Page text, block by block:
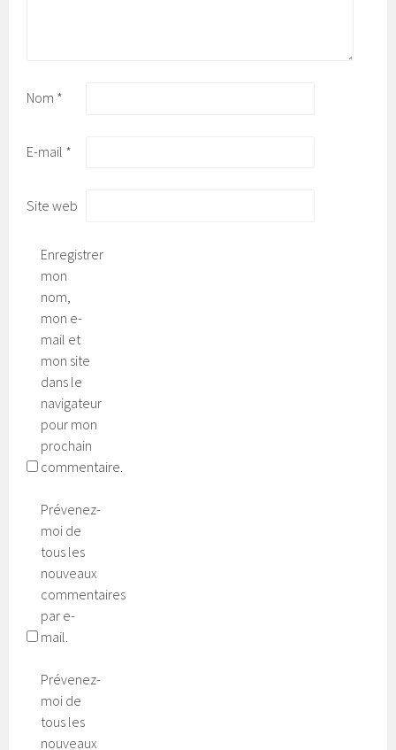
Nom *
E-mail *
Site web
Enregistrer
mon
nom,
mon e-
mail et
mon site
dans le
navigateur
pour mon
prochain
commentaire.
Prévenez-
moi de
tous les
nouveaux
commentaires
par e-
mail.
Prévenez-
moi de
tous les
nouveaux